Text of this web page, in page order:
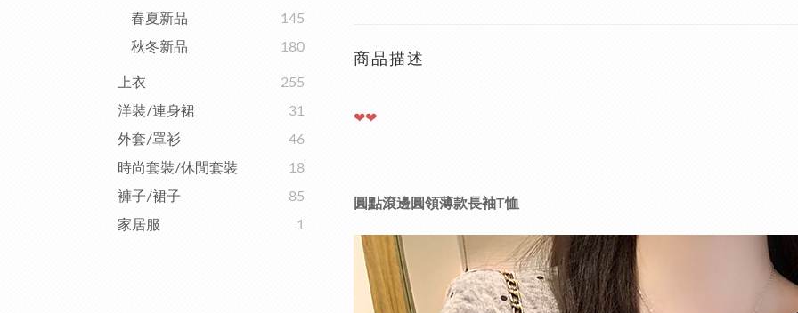
春夏新品
145
秋冬新品
180
上衣
255
洋裝/連身裙
31
外套/罩衫
46
時尚套裝/休閒套裝
18
褲子/裙子
85
家居服
1
商品描述
❤❤
圓點滾邊圓領薄款長袖T恤